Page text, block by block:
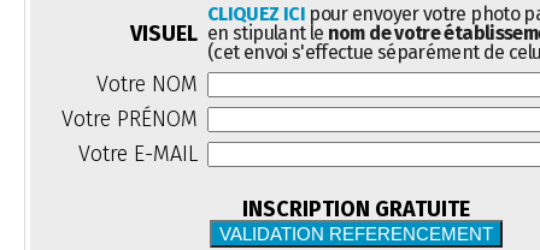
VISUEL
CLIQUEZ ICIpour envoyer votre photo
en stipulant le nom de votre
(cet envoi s'effectue séparément de
Votre NOM
Votre PRÉNOM
Votre E-MAIL
INSCRIPTION GRATUITE